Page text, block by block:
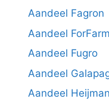
Aandeel Fagron
Aandeel
Aandeel Fugro
Aandeel
Aandeel